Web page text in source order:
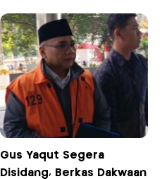
Gus Yaqut Segera
Disidang, Berkas Dakwaan